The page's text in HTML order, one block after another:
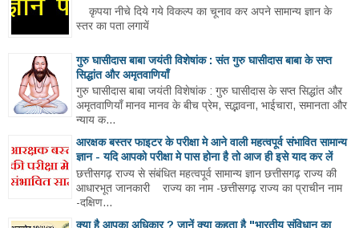
कृपया नीचे दिये गये विकल्प का चूनाव कर अपने सामान्य ज्ञान के
स्तर का पता लगायें
गुरु घासीदास बाबा जयंती विशेषांक : संत गुरु घासीदास बाबा के सप्त
सिद्धांत और अमृतवाणियाँ
गुरु घासीदास बाबा जयंती विशेषांक : गुरु घासीदास के सप्त सिद्धांत और
अमृतवाणियाँ मानव मानव के बीच प्रेम, सद्भावना, भाईचारा, समानता और
न्याय क...
आरक्षक बस्तर फाइटर के परीक्षा मे आने वाली महत्वपूर्व संभावित सामान्य
ज्ञान - यदि आपको परीक्षा मे पास होना है तो आज ही इसे याद कर लें
छत्तीसगढ़ राज्य से संबंधित महत्वपूर्व सामान्य ज्ञान छत्तीसगढ़ राज्य की
आधारभूत जानकारी राज्य का नाम -छत्तीसगढ़ राज्य का प्राचीन नाम
-दक्षिण...
क्या है आपका अधिकार ? जानें क्या कहता है "भारतीय संविधान का